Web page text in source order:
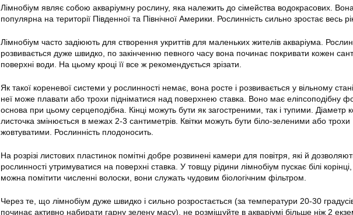
Лімнобіум являє собою акваріумну рослину, яка належить до сімейства водокрасових. Вона
популярна на території Південної та Північної Америки. Рослинність сильно зростає весь
Лімнобіум часто задіюють для створення укриттів для маленьких жителів акваріума.
розвивається дуже швидко, по закінченню певного часу вона починає покривати кожен
поверхні води. На цьому кроці її все ж рекомендується зрізати.
Як такої кореневої системи у рослинності немає, вона росте і розвивається у вільному
неї може плавати або трохи підніматися над поверхнею ставка. Воно має еліпсоподібну
основа при цьому серцеподібна. Кінці можуть бути як загостреними, так і тупими. Діаметр
листочка змінюється в межах 2-3 сантиметрів. Квітки можуть бути біло-зеленими або трохи
жовтуватими. Рослинність плодоносить.
На розрізі листових пластинок помітні добре розвинені камери для повітря, які й
рослинності утримуватися на поверхні ставка. У товщу рідини лімнобіум пускає білі
можна помітити численні волоски, вони служать чудовим біологічним фільтром.
Через те, що лімнобіум дуже швидко і сильно розростається (за температури 20-30
починає активно набирати гарну зелену масу), не розміщуйте в акваріумі більше ніж 2